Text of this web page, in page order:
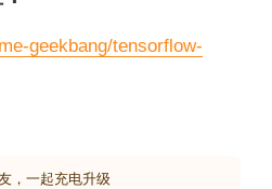
geekbang/tensorflow-
，一起充电升级